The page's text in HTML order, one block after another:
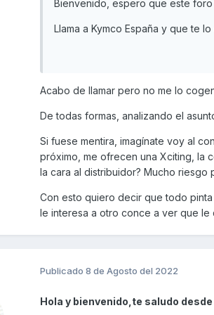
Bienvenido, espero que este foro
Llama a Kymco España y que te
Acabo de llamar pero no me lo
De todas formas, analizando el
Si fuese mentira, imagínate voy al
próximo, me ofrecen una Xciting, la
la cara al distribuidor? Mucho riesgo
Con esto quiero decir que todo
le interesa a otro conce a ver que le
Publicado 8 de Agosto del 2022
Hola y bienvenido,te saludo